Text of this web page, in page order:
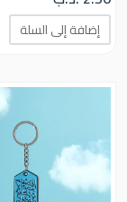
إضافة إلى السلة